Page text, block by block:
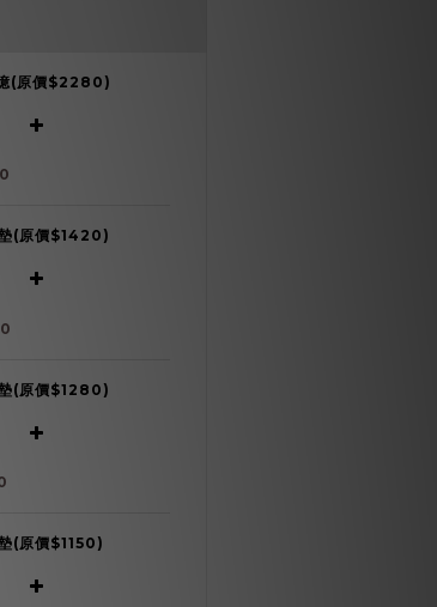
(原價$2280)
(原價$1420)
(原價$1280)
(原價$1150)